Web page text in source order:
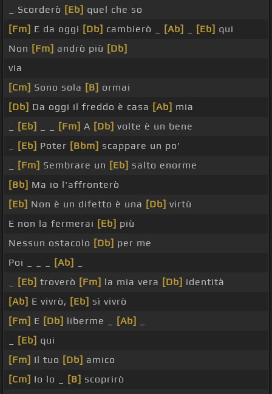
_ Scorderò [Eb] quel che so
[Fm] E da oggi [Db] cambierò _ [Ab] [Eb] qui
Non [Fm] andrò più [Db]
via
[Cm] Sono sola [B] ormai
[Db] Da oggi il freddo è casa [Ab] mia
[Eb] [Fm] A [Db] volte è un bene
[Eb] Poter [Bbm] scappare un po'
[Fm] Sembrare un [Eb] salto enorme
[Bb] Ma io l'affronterò
[Eb] Non è un difetto è una [Db] virtù
E non la fermerai [Eb] più
Nessun ostacolo [Db] per me
Poi _ _ _
[Ab]
[Eb] troverò [Fm] la mia vera [Db] identità
[Ab] E vivrò, [Eb] sì vivrò
[Fm] E [Db] liberme _ [Ab]
[Eb] qui
[Fm] Il tuo [Db] amico
[Cm] Io lo _ [B] scoprirò